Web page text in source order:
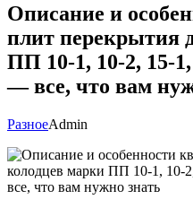
Описание и
плит перекрытия
ПП 10-1, 10-2, 15-
— все, что вам
РазноеAdmin